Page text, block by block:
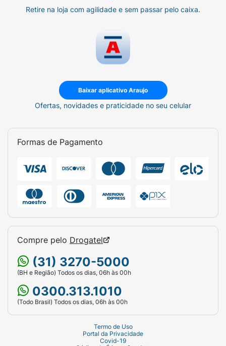
Retire na loja com agilidade e sem passar pelo caixa.
Baixar aplicativo Araujo
Ofertas, novidades e praticidade no seu celular
Formas de Pagamento
Compre pelo Drogatel
(31) 3270-5000
(BH e Região) Todos os dias, 06h às 00h
0300.313.1010
(Todo Brasil) Todos os dias, 06h às 00h
Termo de Uso
Portal da Privacidade
Covid-19